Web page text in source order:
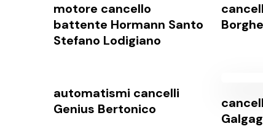
motore cancello
battente Hormann Santo
Stefano Lodigiano
automatismi cancelli
Genius Bertonico